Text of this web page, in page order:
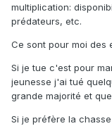
multiplication:
prédateurs, etc.
Ce sont pour moi des
Si je tue c'est pour
jeunesse j'ai tué
grande majorité et
Si je préfère la